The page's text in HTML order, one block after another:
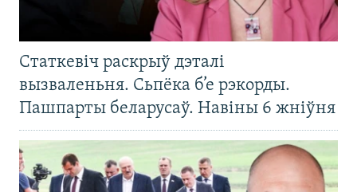
Статкевіч раскрыў дэталі
вызваленьня. Сьпёка б’е рэкорды.
Пашпарты беларусаў. Навіны 6 жніўня